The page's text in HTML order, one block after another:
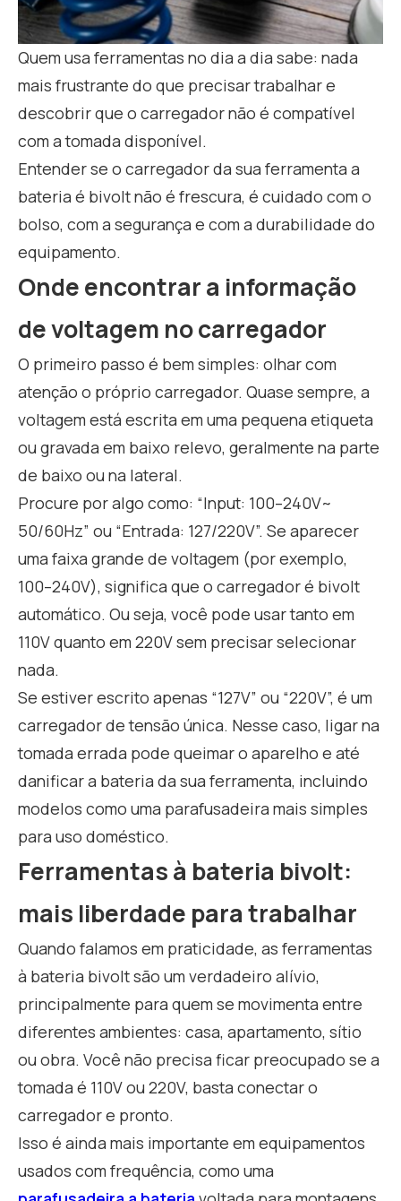
Quem usa ferramentas no dia a dia sabe: nada
mais frustrante do que precisar trabalhar e
descobrir que o carregador não é compatível
com a tomada disponível.
Entender se o carregador da sua ferramenta a
bateria é bivolt não é frescura, é cuidado com o
bolso, com a segurança e com a durabilidade do
equipamento.
Onde encontrar a informação
de voltagem no carregador
O primeiro passo é bem simples: olhar com
atenção o próprio carregador. Quase sempre, a
voltagem está escrita em uma pequena etiqueta
ou gravada em baixo relevo, geralmente na parte
de baixo ou na lateral.
Procure por algo como: “Input: 100–240V~
50/60Hz” ou “Entrada: 127/220V”. Se aparecer
uma faixa grande de voltagem (por exemplo,
100–240V), significa que o carregador é bivolt
automático. Ou seja, você pode usar tanto em
110V quanto em 220V sem precisar selecionar
nada.
Se estiver escrito apenas “127V” ou “220V”, é um
carregador de tensão única. Nesse caso, ligar na
tomada errada pode queimar o aparelho e até
danificar a bateria da sua ferramenta, incluindo
modelos como uma parafusadeira mais simples
para uso doméstico.
Ferramentas à bateria bivolt:
mais liberdade para trabalhar
Quando falamos em praticidade, as ferramentas
à bateria bivolt são um verdadeiro alívio,
principalmente para quem se movimenta entre
diferentes ambientes: casa, apartamento, sítio
ou obra. Você não precisa ficar preocupado se a
tomada é 110V ou 220V, basta conectar o
carregador e pronto.
Isso é ainda mais importante em equipamentos
usados com frequência, como uma